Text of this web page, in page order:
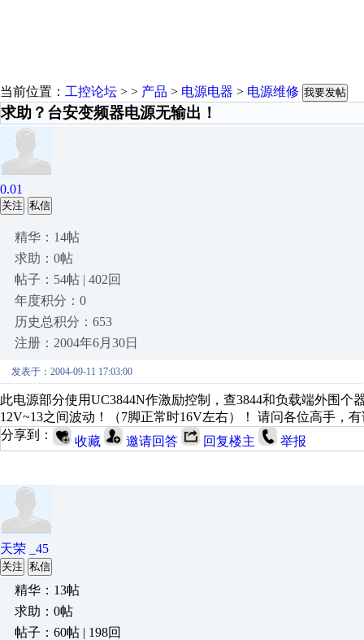
当前位置： 工控论坛 > > 产品 > 电源电器 > 电源维修 我要发帖
求助？台安变频器电源无输出！
0.01
关注 私信
精华：14帖
求助：0帖
帖子：54帖 | 402回
年度积分：0
历史总积分：653
注册：2004年6月30日
发表于：2004-09-11 17:03:00
此电源部分使用UC3844N作激励控制，查3844和负载端外围
12V~13之间波动！（7脚正常时16V左右）！ 请问各位高手，
分享到：
收藏 邀请回答 回复楼主 举报
天荣 _45
关注 私信
精华：13帖
求助：0帖
帖子：60帖 | 198回